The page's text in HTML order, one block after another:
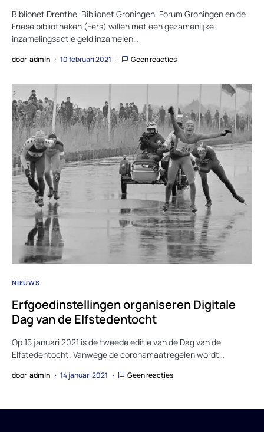
Biblionet Drenthe, Biblionet Groningen, Forum Groningen en de
Friese bibliotheken (Fers) willen met een gezamenlijke
inzamelingsactie geld inzamelen…
door admin 10 februari 2021 Geen reacties
NIEUWS
Erfgoedinstellingen organiseren Digitale
Dag van de Elfstedentocht
Op 15 januari 2021 is de tweede editie van de Dag van de
Elfstedentocht. Vanwege de coronamaatregelen wordt…
door admin 14 januari 2021 Geen reacties